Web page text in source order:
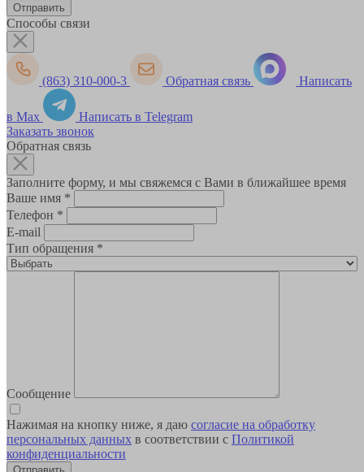
Способы связи
(863) 310-000-3 Обратная связь Написать
в Max
Написать в Telegram
Заказать звонок
Обратная связь
Заполните форму, и мы свяжемся с Вами в ближайшее время
Ваше имя *
Телефон *
E-mail
Тип обращения *
Сообщение
Нажимая на кнопку ниже, я даю согласие на обработку
персональных данных в соответствии с Политикой
конфиденциальности